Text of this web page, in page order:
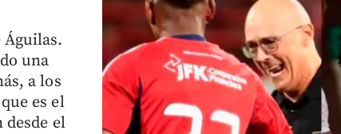
Águilas.
una
a los
es el
desde el